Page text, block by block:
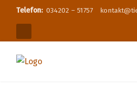
Telefon: 034202 – 51757